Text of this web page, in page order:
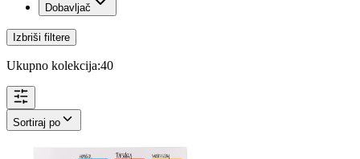
Dobavljač
Izbriši filtere
Ukupno kolekcija:40
Sortiraj po